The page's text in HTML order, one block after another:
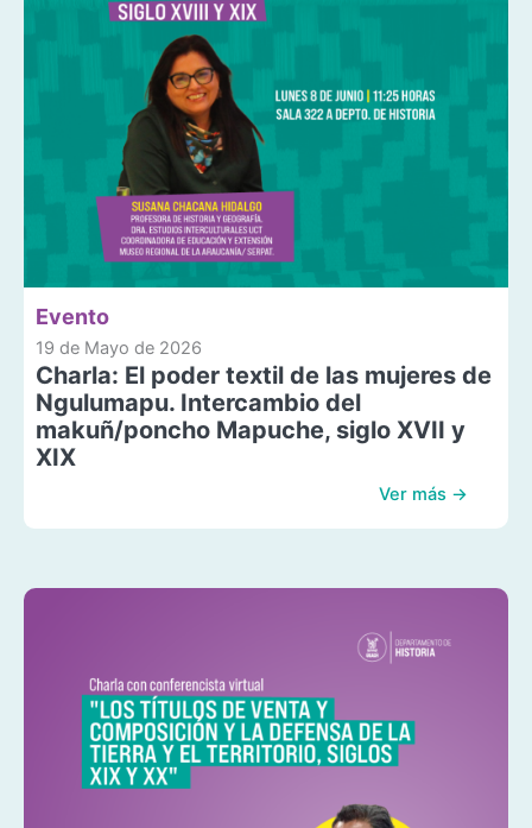
Evento
19 de Mayo de 2026
Charla: El poder textil de las mujeres de
Ngulumapu. Intercambio del
makuñ/poncho Mapuche, siglo XVII y
XIX
Ver más →